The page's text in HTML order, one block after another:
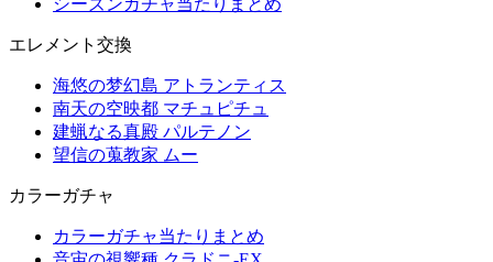
シーズンガチャ当たりまとめ
エレメント交換
海悠の梦幻島 アトランティス
南天の空映都 マチュピチュ
建蝋なる真殿 パルテノン
望信の蒐教家 ムー
カラーガチャ
カラーガチャ当たりまとめ